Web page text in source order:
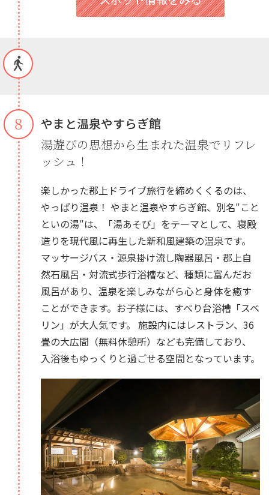
８
やまと温泉やすらぎ館
湯遊びの思想から生まれた温泉でリフレ
ッシュ！
楽しかった郡上ドライブ旅行を締めくくるのは、
やっぱり温泉！ やまと温泉やすらぎ館、別名″こと
といの湯″は、「湯あそび」をテーマとして、寝殿
造りを現代風に再生した新和風建築の温泉です。
マッサージバス・源泉掛け流し陶器風呂・郡上自
然石風呂・対流式歩行浴槽など、種類に富んだお
風呂があり、温泉を楽しみながら心と身体を癒す
ことができます。お子様には、すべり台浴槽「スベ
リン」が大人気です。 施設内にはレストラン、36
畳の大広間（無料休憩所）なども完備しており、
入浴後もゆっくりと過ごせる空間となっています。